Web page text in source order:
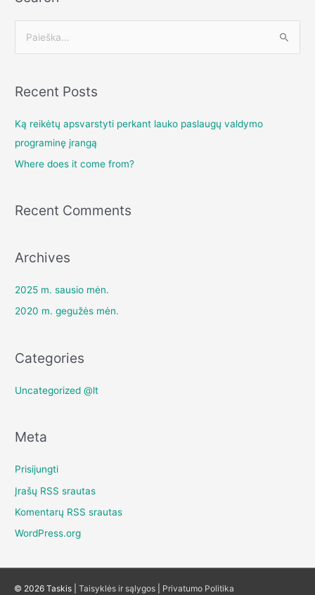
kRecent Posts
Ką reikėtų apsvarstyti perkant lauko paslaugų valdymo
programinę įrangą
Where does it come from?
Recent Comments
Archives
2025 m. sausio mėn.
2020 m. gegužės mėn.
Categories
Uncategorized @lt
Meta
Prisijungti
Įrašų RSS srautas
Komentarų RSS srautas
WordPress.org
© 2026 Taskis | Taisyklės ir sąlygos Privatumo Politika